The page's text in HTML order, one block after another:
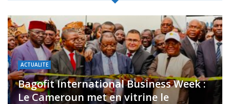
ACTUALITE
Bagofit International Business Week :
Le Cameroun met en vitrine le